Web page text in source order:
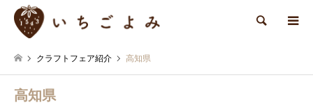
検索
クラフトフェア紹介 高知県
高知県